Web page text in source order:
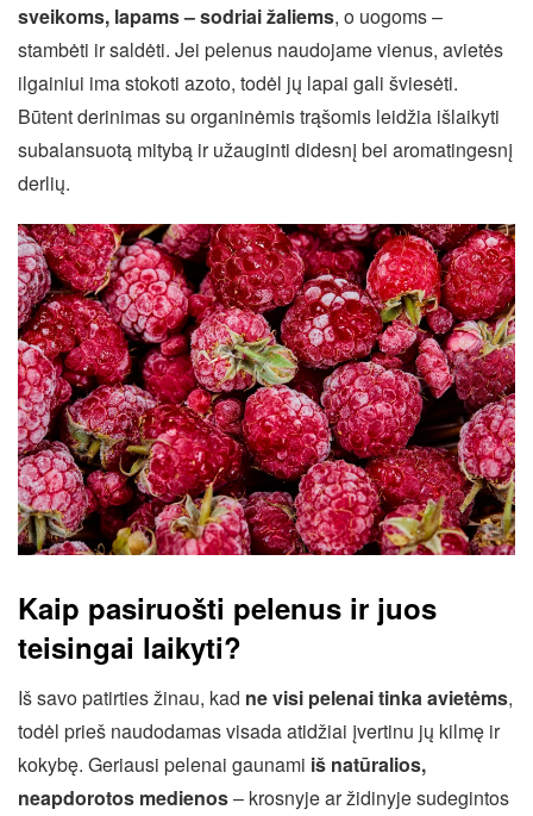
sveikoms, lapams – sodriai žaliems, o uogoms –
stambėti ir saldėti. Jei pelenus naudojame vienus, avietės
ilgainiui ima stokoti azoto, todėl jų lapai gali šviesėti.
Būtent derinimas su organinėmis trąšomis leidžia išlaikyti
subalansuotą mitybą ir užauginti didesnį bei aromatingesnį
derlių.
Kaip pasiruošti pelenus ir juos
teisingai laikyti?
Iš savo patirties žinau, kad ne visi pelenai tinka avietėms,
todėl prieš naudodamas visada atidžiai įvertinu jų kilmę ir
kokybę. Geriausi pelenai gaunami iš natūralios,
neapdorotos medienos– krosnyje ar židinyje sudegintos